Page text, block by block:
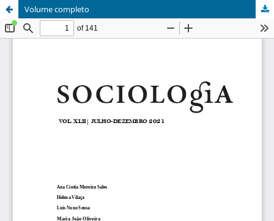
Volume completo